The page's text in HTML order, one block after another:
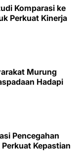
Komparasi ke
Perkuat Kinerja
Murung
Hadapi
Pencegahan
Kepastian